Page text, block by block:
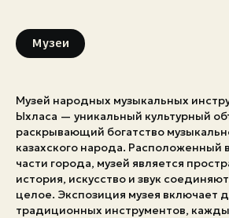
Музеи
Музей народных музыкальных
Ыхласа — уникальный культурный
раскрывающий богатство
казахского народа. Расположенный
части города, музей является
история, искусство и звук
целое. Экспозиция музея включает
традиционных инструментов,
Экстренные номера